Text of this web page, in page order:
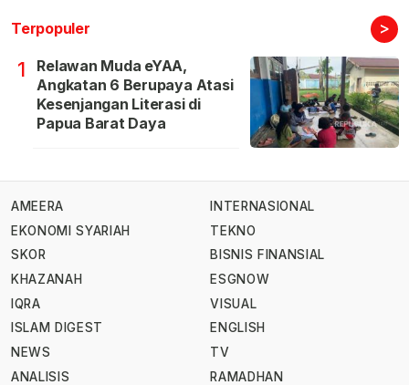
Terpopuler >
1
Relawan Muda eYAA,
Angkatan 6 Berupaya Atasi
Kesenjangan Literasi di
Papua Barat Daya
AMEERA
EKONOMI SYARIAH
SKOR
KHAZANAH
IQRA
ISLAM DIGEST
NEWS
ANALISIS
INTERNASIONAL
TEKNO
BISNIS FINANSIAL
ESGNOW
VISUAL
ENGLISH
TV
RAMADHAN